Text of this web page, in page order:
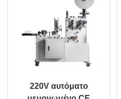
220V αυτόματο